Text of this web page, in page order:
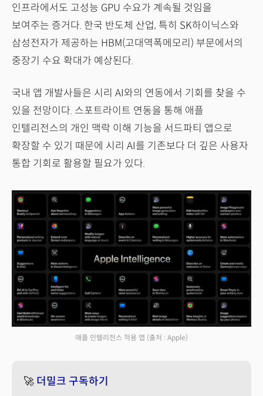
인프라에서도 고성능 GPU 수요가 계속될 것임을
보여주는 증거다. 한국 반도체 산업, 특히 SK하이닉스와
삼성전자가 제공하는 HBM(고대역폭메모리) 부문에서의
중장기 수요 확대가 예상된다.
국내 앱 개발사들은 시리 AI와의 연동에서 기회를 찾을 수
있을 전망이다. 스포트라이트 연동을 통해 애플
인텔리전스의 개인 맥락 이해 기능을 서드파티 앱으로
확장할 수 있기 때문에 시리 AI를 기존보다 더 깊은 사용자
통합 기회로 활용할 필요가 있다.
애플 인텔리전스 적용 앱 (출처 : Apple)
🚀 더밀크 구독하기